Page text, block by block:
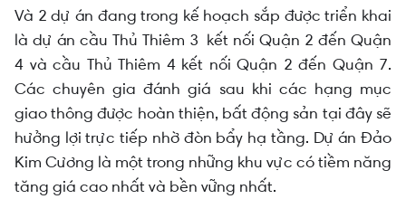
Và 2 dự án đang trong kế hoạch sắp được triển khai
là dự án cầu Thủ Thiêm 3 kết nối Quận 2 đến Quận
4 và cầu Thủ Thiêm 4 kết nối Quận 2 đến Quận 7.
Các chuyên gia đánh giá sau khi các hạng mục
giao thông được hoàn thiện, bất động sản tại đây sẽ
hưởng lợi trực tiếp nhờ đòn bẩy hạ tầng. Dự án Đảo
Kim Cương là một trong những khu vực có tiềm năng
tăng giá cao nhất và bền vững nhất.